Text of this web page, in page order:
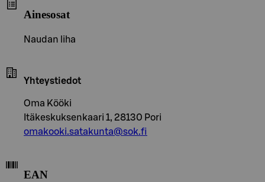
Ainesosat
Naudan liha
Yhteystiedot
Oma Kööki
Itäkeskuksenkaari 1, 28130 Pori
omakooki.satakunta@sok.fi
EAN